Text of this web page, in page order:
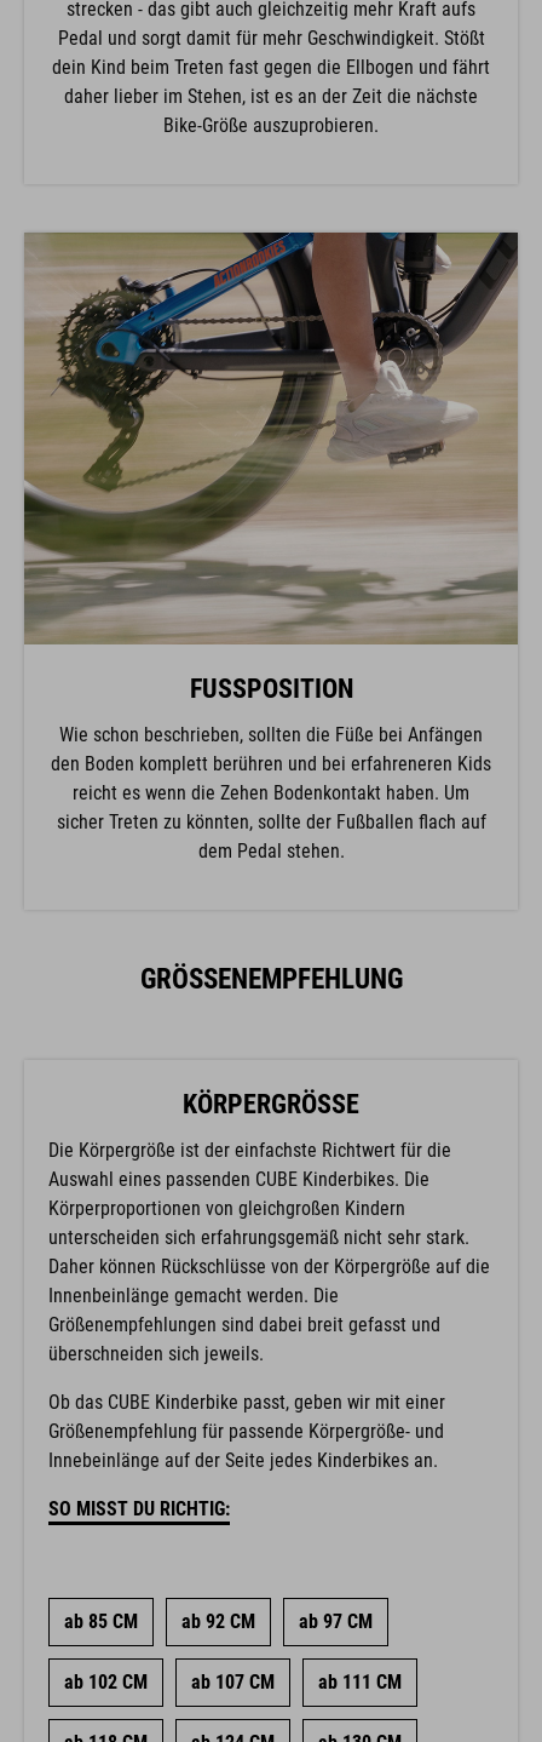
strecken - das gibt auch gleichzeitig mehr Kraft aufs
Pedal und sorgt damit für mehr Geschwindigkeit. Stößt
dein Kind beim Treten fast gegen die Ellbogen und fährt
daher lieber im Stehen, ist es an der Zeit die nächste
Bike-Größe auszuprobieren.
FUSSPOSITION
Wie schon beschrieben, sollten die Füße bei Anfängen
den Boden komplett berühren und bei erfahreneren Kids
reicht es wenn die Zehen Bodenkontakt haben. Um
sicher Treten zu könnten, sollte der Fußballen flach auf
dem Pedal stehen.
GRÖSSENEMPFEHLUNG
KÖRPERGRÖSSE
Die Körpergröße ist der einfachste Richtwert für die
Auswahl eines passenden CUBE Kinderbikes. Die
Körperproportionen von gleichgroßen Kindern
unterscheiden sich erfahrungsgemäß nicht sehr stark.
Daher können Rückschlüsse von der Körpergröße auf die
Innenbeinlänge gemacht werden. Die
Größenempfehlungen sind dabei breit gefasst und
überschneiden sich jeweils.
Ob das CUBE Kinderbike passt, geben wir mit einer
Größenempfehlung für passende Körpergröße- und
Innebeinlänge auf der Seite jedes Kinderbikes an.
SO MISST DU RICHTIG:
ab 85 CM ab 92 CM ab 97 CM
ab 102 CM ab 107 CM ab 111 CM